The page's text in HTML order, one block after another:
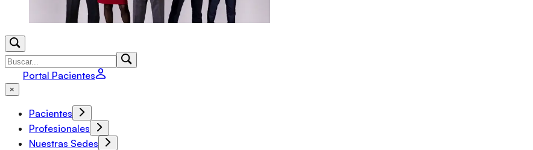
Portal Pacientes
×
Pacientes
Profesionales
Nuestras Sedes